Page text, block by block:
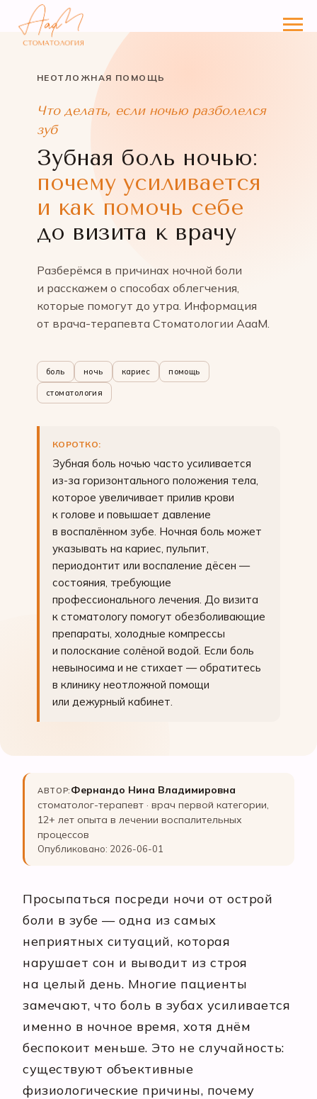
НЕОТЛОЖНАЯ ПОМОЩЬ
Что делать, если ночью разболелся
зуб
Зубная боль ночью:
почему усиливается
и как помочь себе
до визита к врачу
Разберёмся в причинах ночной боли
и расскажем о способах облегчения,
которые помогут до утра. Информация
от врача-терапевта Стоматологии АааМ.
боль ночь кариес помощь
стоматология
КОРОТКО:
Зубная боль ночью часто усиливается
из-за горизонтального положения тела,
которое увеличивает прилив крови
к голове и повышает давление
в воспалённом зубе. Ночная боль может
указывать на кариес, пульпит,
периодонтит или воспаление дёсен —
состояния, требующие
профессионального лечения. До визита
к стоматологу помогут обезболивающие
препараты, холодные компрессы
и полоскание солёной водой. Если боль
невыносима и не стихает — обратитесь
в клинику неотложной помощи
или дежурный кабинет.
АВТОР: Фернандо Нина Владимировна
стоматолог-терапевт · врач первой категории,
12+ лет опыта в лечении воспалительных
процессов
Опубликовано: 2026-06-01
Просыпаться посреди ночи от острой
боли в зубе — одна из самых
неприятных ситуаций, которая
нарушает сон и выводит из строя
на целый день. Многие пациенты
замечают, что боль в зубах усиливается
именно в ночное время, хотя днём
беспокоит меньше. Это не случайность:
существуют объективные
физиологические причины, почему